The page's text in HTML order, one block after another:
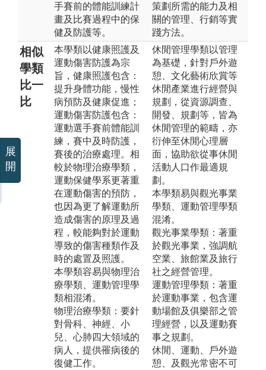
手賽前的體能訓練計
畫及比賽過程中的保
健及防護等。
策劃所需的能力及相
關的管理、行銷等實
踐方法。
相似
學類
比一
比
本學類以健康照護及
運動傷害防護為宗
旨，健康照護包含：
提升身體功能，慢性
病預防及健康促進；
運動傷害防護包含：
運動選手賽前體能訓
練，賽中及時防護，
賽後的治療處理。相
較於物理治療學類，
運動保健學系更著重
在運動傷害的預防，
也因為更了解運動所
造成傷害的原理及過
程，較能夠對於運動
導致的傷害種類作及
時的處置及照護。
本學類容易與物理治
療學類、運動管理學
類相混淆。
物理治療學類：要針
對骨科、神經、小
兒、心肺四大領域的
病人，提供罹病後的
復健工作。
休閒管理學類以管理
為基礎，針對戶外遊
憩、文化藝術欣賞等
休閒產業進行經營與
規劃，從資源調查、
開發、規劃等，皆為
休閒管理的範疇，亦
衍伸至休閒心理層
面，協助欲從事休閒
活動人口作最適規
劃。
本學類易與觀光事業
學類、運動管理學類
混淆。
觀光事業學類：著重
於觀光事業，強調航
空業、旅館業及旅行
社之經營管理。
運動管理學類：著重
於運動事業，包含運
動場館及俱樂部之管
理經營，以及運動賽
事之規劃。
休閒、運動、戶外遊
憩、及觀光常密不可
展
開